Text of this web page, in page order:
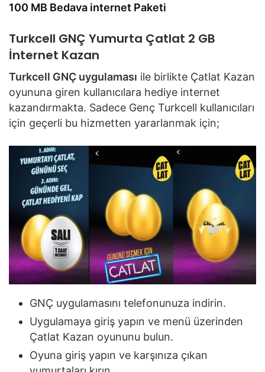
100 MB Bedava internet Paketi
Turkcell GNÇ Yumurta Çatlat 2 GB
İnternet Kazan
Turkcell GNÇ uygulaması ile birlikte Çatlat Kazan
oyununa giren kullanıcılara hediye internet
kazandırmakta. Sadece Genç Turkcell kullanıcıları
için geçerli bu hizmetten yararlanmak için;
GNÇ uygulamasını telefonunuza indirin.
Uygulamaya giriş yapın ve menü üzerinden
Çatlat Kazan oyununu bulun.
Oyuna giriş yapın ve karşınıza çıkan